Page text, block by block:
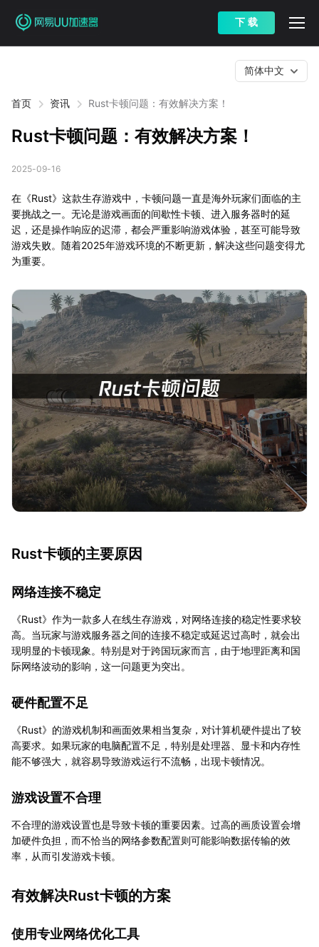
下 载
首页 资讯 Rust卡顿问题：有效解决方案！
简体中文
Rust卡顿问题：有效解决方案！
2025-09-16
在《Rust》这款生存游戏中，卡顿问题一直是海外玩家们面临的主
要挑战之一。无论是游戏画面的间歇性卡顿、进入服务器时的延
迟，还是操作响应的迟滞，都会严重影响游戏体验，甚至可能导致
游戏失败。随着2025年游戏环境的不断更新，解决这些问题变得尤
为重要。
Rust卡顿的主要原因
网络连接不稳定
《Rust》作为一款多人在线生存游戏，对网络连接的稳定性要求较
高。当玩家与游戏服务器之间的连接不稳定或延迟过高时，就会出
现明显的卡顿现象。特别是对于跨国玩家而言，由于地理距离和国
际网络波动的影响，这一问题更为突出。
硬件配置不足
《Rust》的游戏机制和画面效果相当复杂，对计算机硬件提出了较
高要求。如果玩家的电脑配置不足，特别是处理器、显卡和内存性
能不够强大，就容易导致游戏运行不流畅，出现卡顿情况。
游戏设置不合理
不合理的游戏设置也是导致卡顿的重要因素。过高的画质设置会增
加硬件负担，而不恰当的网络参数配置则可能影响数据传输的效
率，从而引发游戏卡顿。
有效解决Rust卡顿的方案
使用专业网络优化工具